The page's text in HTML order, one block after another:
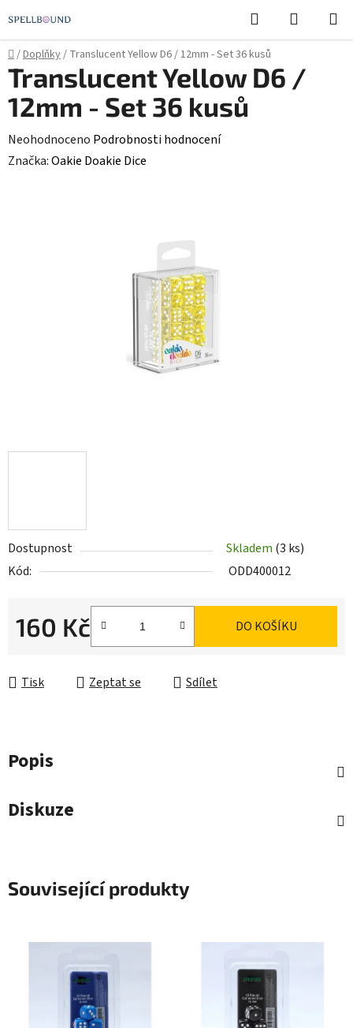
na
obsah
Hledat
KOŠÍK
Domů
/Doplňky/ Translucent Yellow D6 / 12mm - Set 36 kusů
Dostupnost Skladem (3 ks)
Kód:
ODD400012
160 Kč DO KOŠÍKU
Tisk Zeptat se Sdílet
Translucent Yellow D6 /
12mm - Set 36 kusů
Průměrné
hodnocení
Neohodnoceno Podrobnosti hodnocení
Značka:Oakie Doakie Dice
Popis
Diskuze
Související produkty